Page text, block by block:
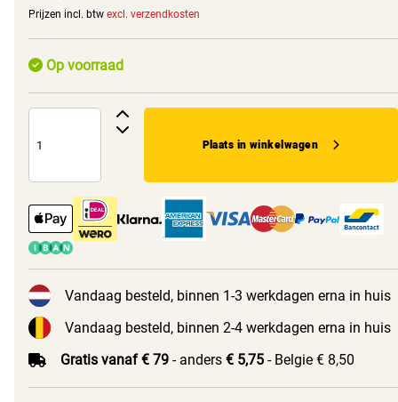
Prijzen incl. btw excl. verzendkosten
Op voorraad
Plaats in winkelwagen
Vandaag besteld, binnen 1-3 werkdagen erna in huis
Vandaag besteld, binnen 2-4 werkdagen erna in huis
Gratis vanaf € 79 - anders € 5,75 - Belgie € 8,50